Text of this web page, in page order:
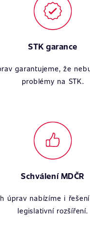
STK garance
garantujeme, že
problémy na STK.
Schválení MDČR
úprav nabízíme i
legislativní rozšíření.